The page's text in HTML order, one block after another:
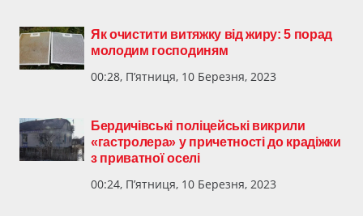
Як очистити витяжку від жиру: 5 порад
молодим господиням
00:28, П’ятниця, 10 Березня, 2023
Бердичівські поліцейські викрили
«гастролера» у причетності до крадіжки
з приватної оселі
00:24, П’ятниця, 10 Березня, 2023